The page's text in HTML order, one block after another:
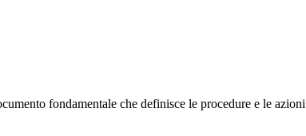
fondamentale che definisce le procedure e le